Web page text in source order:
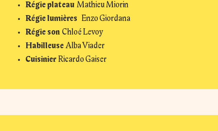
Régie plateau Mathieu Miorin
Régie lumières Enzo Giordana
Régie son Chloé Levoy
Habilleuse Alba Viader
CuisinierRicardo Gaiser